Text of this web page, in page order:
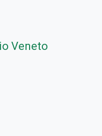
Veneto